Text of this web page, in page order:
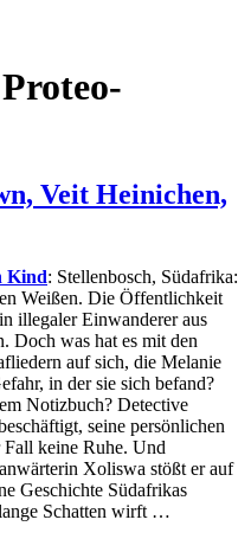
Veit Heinichen,
Kind: Stellenbosch, Südafrika:
Weißen. Die Öffentlichkeit
illegaler Einwanderer aus
Doch was hat es mit den
auf sich, die Melanie
in der sie sich befand?
Notizbuch? Detective
seine persönlichen
Fall keine Ruhe. Und
Xoliswa stößt er auf
Geschichte Südafrikas
Schatten wirft …